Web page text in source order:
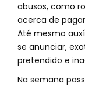
abusos, como
acerca de
Até mesmo
se anunciar,
pretendido e
Na semana